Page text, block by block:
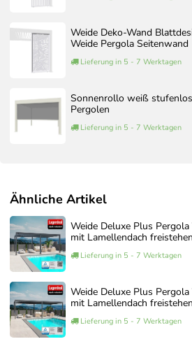
FARBCODE 9016
Pulverbeschichtung
Sollten Sie den Aufbau nicht selbst
bieten wir Ihnen auf Wunsch auch
Aufbauservice an.
individuelles Angebot, das auf Ihre
abgestimmt ist. Faktoren wie Größe der
Untergrund und Zugänglichkeit
die Fundamentarbeiten, sodass Sie
müssen und Ihre Pergola rundum
genommen wird.
So erhalten Sie eine passgenaue
fachgerechten Aufbau.
Über unseren Service-Artikel können
unverbindlich ein Angebot anfordern.
Weide Deko-Wand
Weide Pergola Seitenwand
Lieferung in 5 - 7 Werktagen
Sonnenrollo weiß
Pergolen
Lieferung in 5 - 7 Werktagen
Ähnliche Artikel
Weide Deluxe Plus
mit Lamellendach
Lieferung in 5 - 7 Werktagen
Weide Deluxe Plus
mit Lamellendach
Lieferung in 5 - 7 Werktagen